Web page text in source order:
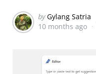
Posted
by
by Gylang Satria
10 months ago